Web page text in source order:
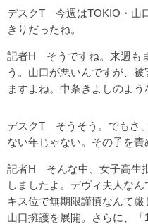
デスクT 今週はTOKIO・山
きりだったね。
記者H そうですね。来週も
う。山口が悪いんですが、
ますよね。中条きよしのよう
デスクT そうそう。でもさ
ない年じゃない。その子を責
記者H そんな中、女子高生
しましたよ。デヴィ夫人な
キス位で無期限謹慎なんて
山口擁護を展開。さらに、